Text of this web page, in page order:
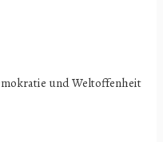
und Weltoffenheit